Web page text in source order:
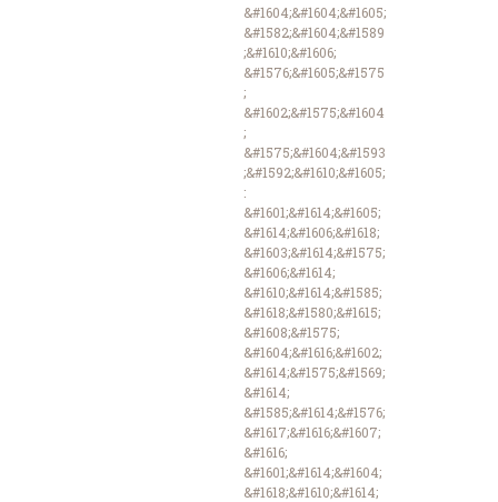
&#1604;&#1604;&#1605;
&#1582;&#1604;&#1589
;&#1610;&#1606;
&#1576;&#1605;&#1575
;
&#1602;&#1575;&#1604
;
&#1575;&#1604;&#1593
;&#1592;&#1610;&#1605;
:
&#1601;&#1614;&#1605;
&#1614;&#1606;&#1618;
&#1603;&#1614;&#1575;
&#1606;&#1614;
&#1610;&#1614;&#1585;
&#1618;&#1580;&#1615;
&#1608;&#1575;
&#1604;&#1616;&#1602;
&#1614;&#1575;&#1569;
&#1614;
&#1585;&#1614;&#1576;
&#1617;&#1616;&#1607;
&#1616;
&#1601;&#1614;&#1604;
&#1618;&#1610;&#1614;